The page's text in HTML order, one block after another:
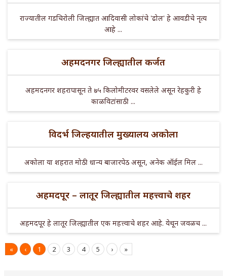
राज्यातील गडचिरोली जिल्ह्यात आदिवासी लोकांचे 'ढोल' हे आवडीचे नृत्य
आहे ...
अहमदनगर जिल्ह्यातील कर्जत
अहमदनगर शहरापासून ते ७५ किलोमीटरवर वसलेले असून रेहकुरी हे
काळविटांसाठी ...
विदर्भ जिल्हयातील मुख्यालय अकोला
अकोला या शहरात मोठी धान्य बाजारपेठ असून, अनेक ऑईल मिल ...
अहमदपूर – लातूर जिल्ह्यातील महत्त्वाचे शहर
अहमदपूर हे लातूर जिल्ह्यातील एक महत्त्वाचे शहर आहे. येथून जवळच ...
« ‹ 1 2 3 4 5 › »